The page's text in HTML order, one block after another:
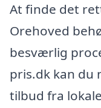
At finde det
Orehoved
besværlig
pris.dk kan du
tilbud fra